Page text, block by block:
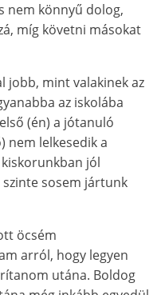
nem könnyű dolog,
míg követni másokat
jobb, mint valakinek az
az iskolába
(én) a jótanuló
nem lelkesedik a
jól
sosem jártunk
öcsém
arról, hogy legyen
utána. Boldog